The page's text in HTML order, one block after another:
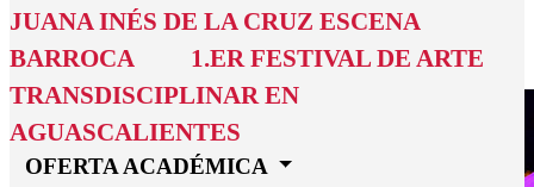
JUANA INÉS DE LA CRUZ ESCENA
BARROCA
1.ER FESTIVAL DE ARTE
TRANSDISCIPLINAR EN
AGUASCALIENTES
OFERTA ACADÉMICA
Clausura